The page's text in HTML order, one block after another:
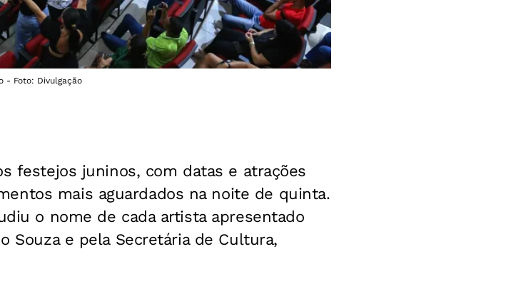
- Foto: Divulgação
festejos juninos, com datas e atrações
mais aguardados na noite de quinta.
o nome de cada artista apresentado
Souza e pela Secretária de Cultura,